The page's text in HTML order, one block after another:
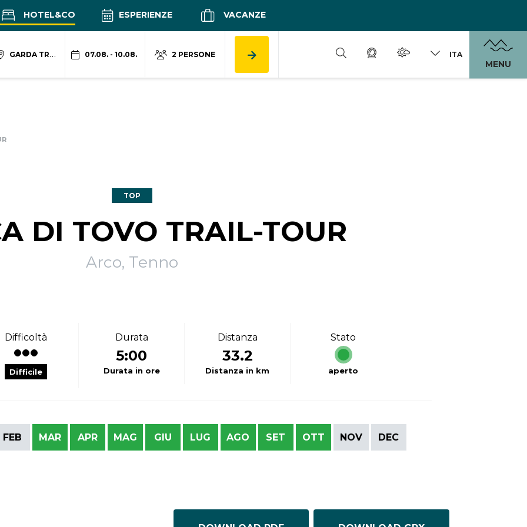
HOTEL&CO ESPERIENZE VACANZE
GARDA TRENTINO 07.08. - 10.08. 2 PERSONE ITA
MENU
TOP
DI TOVO TRAIL-TOUR
Arco, Tenno
Difficoltà
Difficile
Durata
5:00
Durata in ore
Distanza
33.2
Distanza in km
Stato
aperto
FEB MAR APR MAG GIU LUG AGO SET OTT NOV DEC